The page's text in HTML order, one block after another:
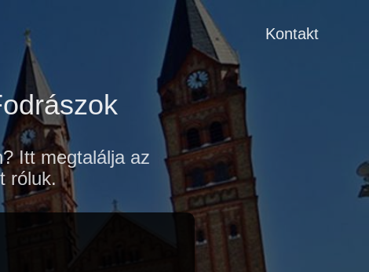
Kontakt
Itt megtalálja az
róluk.